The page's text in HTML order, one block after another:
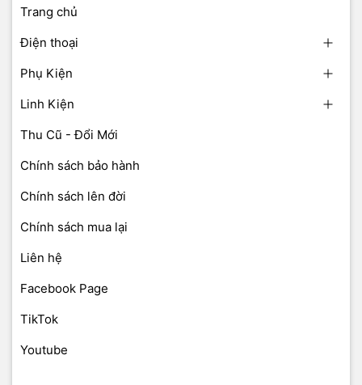
Trang chủ
Điện thoại
Phụ Kiện
Linh Kiện
Thu Cũ - Đổi Mới
Chính sách bảo hành
Chính sách lên đời
Chính sách mua lại
Liên hệ
Facebook Page
TikTok
Youtube